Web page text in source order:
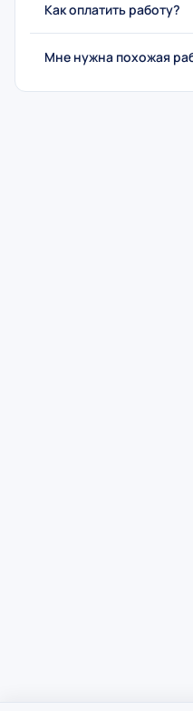
Как оплатить работу?
Мне нужна похожая